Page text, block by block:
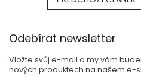
Odebírat newsletter
Vložte svůj e-mail a my vám
nových produktech na našem e-